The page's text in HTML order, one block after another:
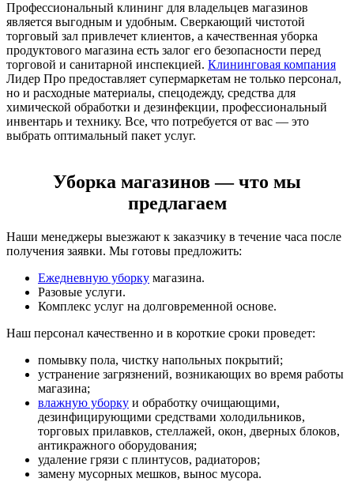
Профессиональный клининг для владельцев магазинов
является выгодным и удобным. Сверкающий чистотой
торговый зал привлечет клиентов, а качественная уборка
продуктового магазина есть залог его безопасности перед
торговой и санитарной инспекцией. Клининговая компания
Лидер Про предоставляет супермаркетам не только персонал,
но и расходные материалы, спецодежду, средства для
химической обработки и дезинфекции, профессиональный
инвентарь и технику. Все, что потребуется от вас — это
выбрать оптимальный пакет услуг.
Уборка магазинов — что мы
предлагаем
Наши менеджеры выезжают к заказчику в течение часа после
получения заявки. Мы готовы предложить:
Ежедневную уборку магазина.
Разовые услуги.
Комплекс услуг на долговременной основе.
Наш персонал качественно и в короткие сроки проведет:
помывку пола, чистку напольных покрытий;
устранение загрязнений, возникающих во время работы
магазина;
влажную уборку и обработку очищающими,
дезинфицирующими средствами холодильников,
торговых прилавков, стеллажей, окон, дверных блоков,
антикражного оборудования;
удаление грязи с плинтусов, радиаторов;
замену мусорных мешков, вынос мусора.